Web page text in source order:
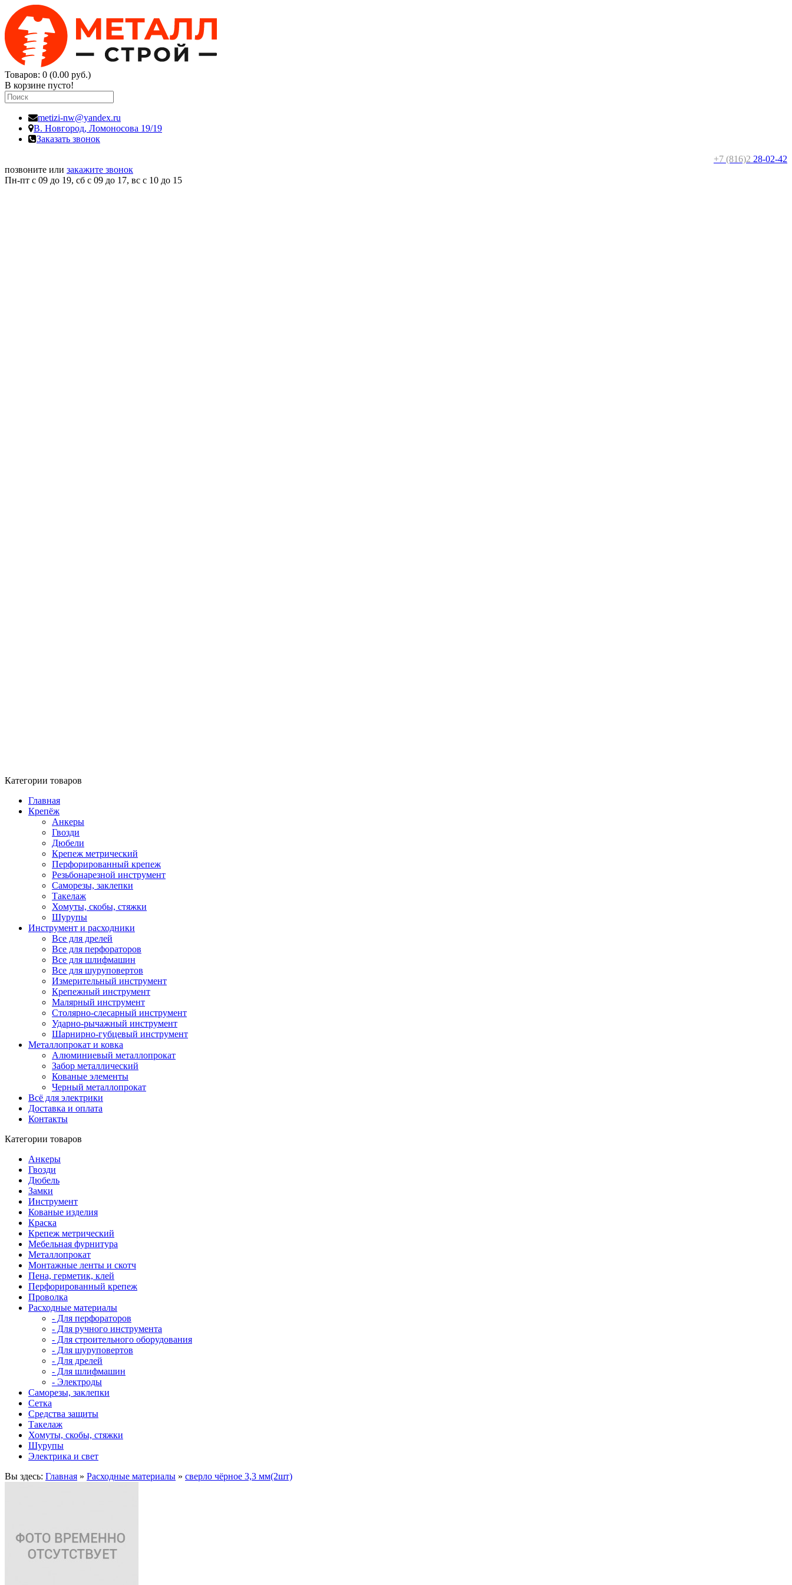
Товаров: 0 (0.00 руб.)
В корзине пусто!
metizi-nw@yandex.ru
В. Новгород, Ломоносова 19/19
Заказать звонок
+7 (816)2 28-02-42
позвоните или закажите звонок
Пн-пт с 09 до 19, сб с 09 до 17, вс c 10 до 15
Категории товаров
Главная
Крепёж
Анкеры
Гвозди
Дюбели
Крепеж метрический
Перфорированный крепеж
Резьбонарезной инструмент
Саморезы, заклепки
Такелаж
Хомуты, скобы, стяжки
Шурупы
Инструмент и расходники
Все для дрелей
Все для перфораторов
Все для шлифмашин
Все для шуруповертов
Измерительный инструмент
Крепежный инструмент
Малярный инструмент
Столярно-слесарный инструмент
Ударно-рычажный инструмент
Шарнирно-губцевый инструмент
Металлопрокат и ковка
Алюминиевый металлопрокат
Забор металлический
Кованые элементы
Черный металлопрокат
Всё для электрики
Доставка и оплата
Контакты
Категории товаров
Анкеры
Гвозди
Дюбель
Замки
Инструмент
Кованые изделия
Краска
Крепеж метрический
Мебельная фурнитура
Металлопрокат
Монтажные ленты и скотч
Пена, герметик, клей
Перфорированный крепеж
Проволка
Расходные материалы
- Для перфораторов
- Для ручного инструмента
- Для строительного оборудования
- Для шуруповертов
- Для дрелей
- Для шлифмашин
- Электроды
Саморезы, заклепки
Сетка
Средства защиты
Такелаж
Хомуты, скобы, стяжки
Шурупы
Электрика и свет
Вы здесь: Главная » Расходные материалы » сверло чёрное 3,3 мм(2шт)